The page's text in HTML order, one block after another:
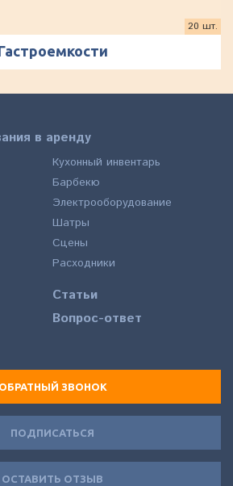
20 шт.
в аренду
Кухонный инвентарь
Барбекю
Электрооборудование
Шатры
Сцены
Расходники
Статьи
Вопрос-ответ
ОБРАТНЫЙ ЗВОНОК
ПОДПИСАТЬСЯ
ОСТАВИТЬ ОТЗЫВ